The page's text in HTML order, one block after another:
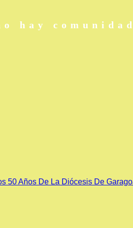
hay
50 Años De La Diócesis De